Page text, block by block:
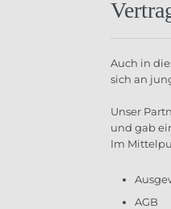
Auch in
sich an
Unser
und gab
Im
AGB